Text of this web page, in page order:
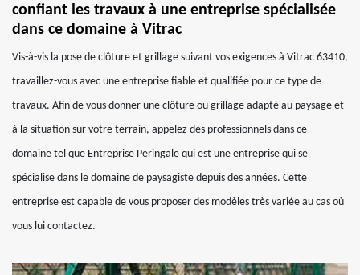
confiant les travaux à une entreprise spécialisée
dans ce domaine à Vitrac
Vis-à-vis la pose de clôture et grillage suivant vos exigences à Vitrac 63410,
travaillez-vous avec une entreprise fiable et qualifiée pour ce type de
travaux. Afin de vous donner une clôture ou grillage adapté au paysage et
à la situation sur votre terrain, appelez des professionnels dans ce
domaine tel que Entreprise Peringale qui est une entreprise qui se
spécialise dans le domaine de paysagiste depuis des années. Cette
entreprise est capable de vous proposer des modèles très variée au cas où
vous lui contactez.